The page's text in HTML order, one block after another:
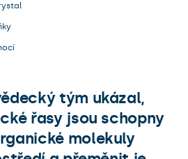
tým ukázal,
řasy jsou schopny
molekuly